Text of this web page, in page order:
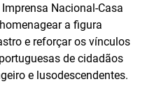
Nacional-Casa
a figura
e reforçar os vínculos
de cidadãos
e lusodescendentes.